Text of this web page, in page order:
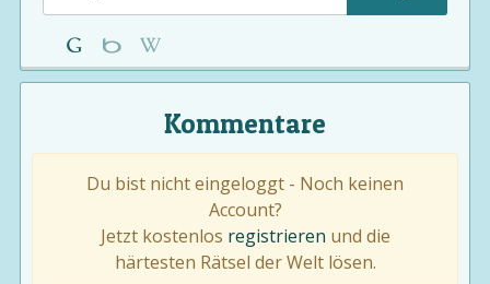
Kommentare
Du bist nicht eingeloggt - Noch keinen
Account?
Jetzt kostenlos registrieren und die
härtesten Rätsel der Welt lösen.